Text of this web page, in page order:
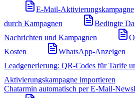
E-Mail-Aktivierungskampagne
durch Kampagnen
Bedingte
Nachrichten und Kampagnen
Kosten
WhatsApp-Anzeigen
Leadgenerierung: QR-Codes für Tarife
Aktivierungskampagne importieren
Chatarmin automatisch per E-Mail-